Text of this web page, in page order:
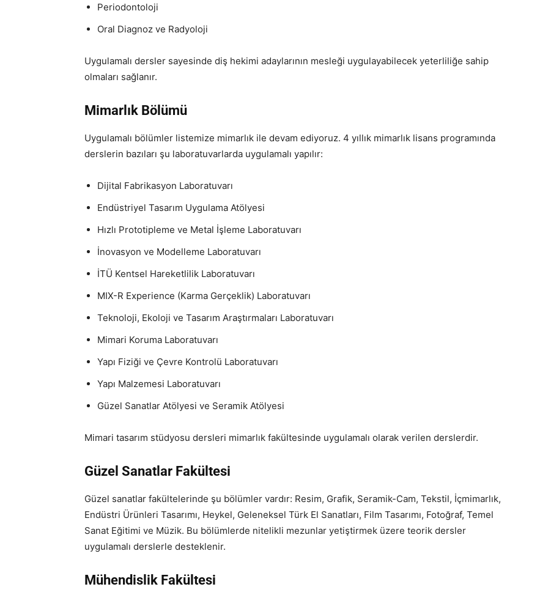
Periodontoloji
Oral Diagnoz ve Radyoloji
Uygulamalı dersler sayesinde diş hekimi adaylarının mesleği uygulayabilecek yeterliliğe sahip
olmaları sağlanır.
Mimarlık Bölümü
Uygulamalı bölümler listemize mimarlık ile devam ediyoruz. 4 yıllık mimarlık lisans programında
derslerin bazıları şu laboratuvarlarda uygulamalı yapılır:
Dijital Fabrikasyon Laboratuvarı
Endüstriyel Tasarım Uygulama Atölyesi
Hızlı Prototipleme ve Metal İşleme Laboratuvarı
İnovasyon ve Modelleme Laboratuvarı
İTÜ Kentsel Hareketlilik Laboratuvarı
MIX-R Experience (Karma Gerçeklik) Laboratuvarı
Teknoloji, Ekoloji ve Tasarım Araştırmaları Laboratuvarı
Mimari Koruma Laboratuvarı
Yapı Fiziği ve Çevre Kontrolü Laboratuvarı
Yapı Malzemesi Laboratuvarı
Güzel Sanatlar Atölyesi ve Seramik Atölyesi
Mimari tasarım stüdyosu dersleri mimarlık fakültesinde uygulamalı olarak verilen derslerdir.
Güzel Sanatlar Fakültesi
Güzel sanatlar fakültelerinde şu bölümler vardır: Resim, Grafik, Seramik-Cam, Tekstil, İçmimarlık,
Endüstri Ürünleri Tasarımı, Heykel, Geleneksel Türk El Sanatları, Film Tasarımı, Fotoğraf, Temel
Sanat Eğitimi ve Müzik. Bu bölümlerde nitelikli mezunlar yetiştirmek üzere teorik dersler
uygulamalı derslerle desteklenir.
Mühendislik Fakültesi